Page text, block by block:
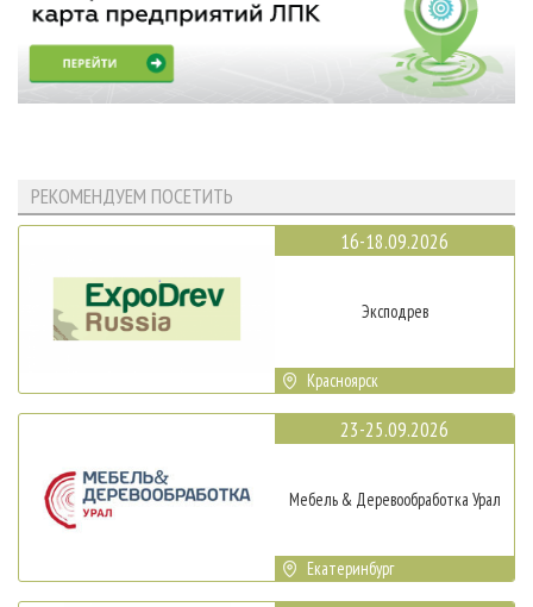
РЕКОМЕНДУЕМ ПОСЕТИТЬ
16-18.09.2026
Эксподрев
Красноярск
23-25.09.2026
Мебель & Деревообработка Урал
Екатеринбург